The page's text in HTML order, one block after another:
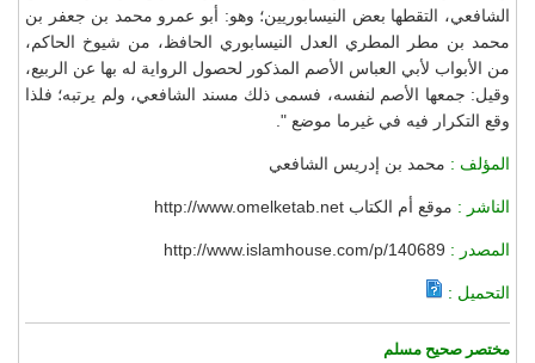
الشافعي، التقطها بعض النيسابوريين؛ وهو: أبو عمرو محمد بن جعفر بن
محمد بن مطر المطري العدل النيسابوري الحافظ، من شيوخ الحاكم،
من الأبواب لأبي العباس الأصم المذكور لحصول الرواية له بها عن الربيع،
وقيل: جمعها الأصم لنفسه، فسمى ذلك مسند الشافعي، ولم يرتبه؛ فلذا
وقع التكرار فيه في غيرما موضع ".
المؤلف : محمد بن إدريس الشافعي
الناشر : موقع أم الكتاب http://www.omelketab.net
المصدر : http://www.islamhouse.com/p/140689
التحميل :
مختصر صحيح مسلم